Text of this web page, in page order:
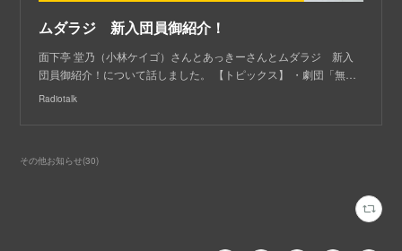
ムダラジ 新入団員御紹介！
面下亭 堂乃（小林ケイゴ）さんとあっきーさんとムダラジ 新入
団員御紹介！について話しました。 【トピックス】 ・劇団「無…
Radiotalk
その他お知らせ(30)